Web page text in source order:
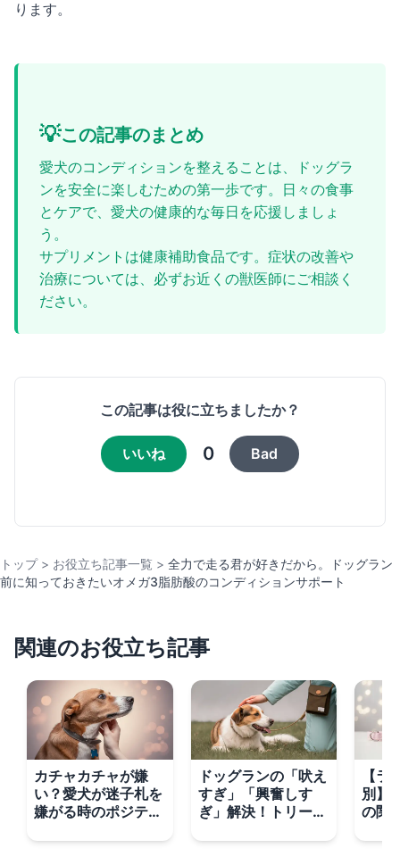
ります。
💡この記事のまとめ
愛犬のコンディションを整えることは、ドッグラ
ンを安全に楽しむための第一歩です。日々の食事
とケアで、愛犬の健康的な毎日を応援しましょ
う。
サプリメントは健康補助食品です。症状の改善や
治療については、必ずお近くの獣医師にご相談く
ださい。
この記事は役に立ちましたか？
いいね 0 Bad
トップ > お役立ち記事一覧 > 全力で走る君が好きだから。ドッグラン
前に知っておきたいオメガ3脂肪酸のコンディションサポート
関連のお役立ち記事
カチャカチャが嫌
い？愛犬が迷子札を
嫌がる時のポジティ
ドッグランの「吠え
すぎ」「興奮しす
ぎ」解決！トリーツ
ルダウン術
【
別】
の関
める